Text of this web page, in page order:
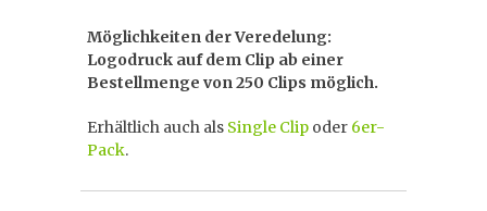
Möglichkeiten der Veredelung:
Logodruck auf dem Clip ab einer
Bestellmenge von 250 Clips möglich.
Erhältlich auch als Single Clip oder 6er-
Pack.